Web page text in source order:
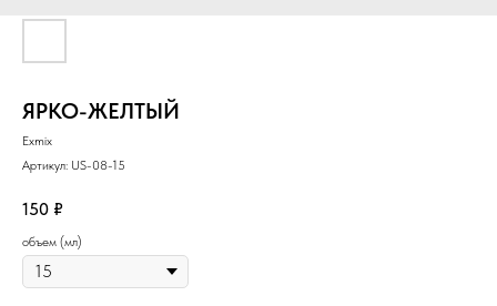
ЯРКО-ЖЕЛТЫЙ
Exmix
Артикул: US-08-15
150 ₽
объем (мл)